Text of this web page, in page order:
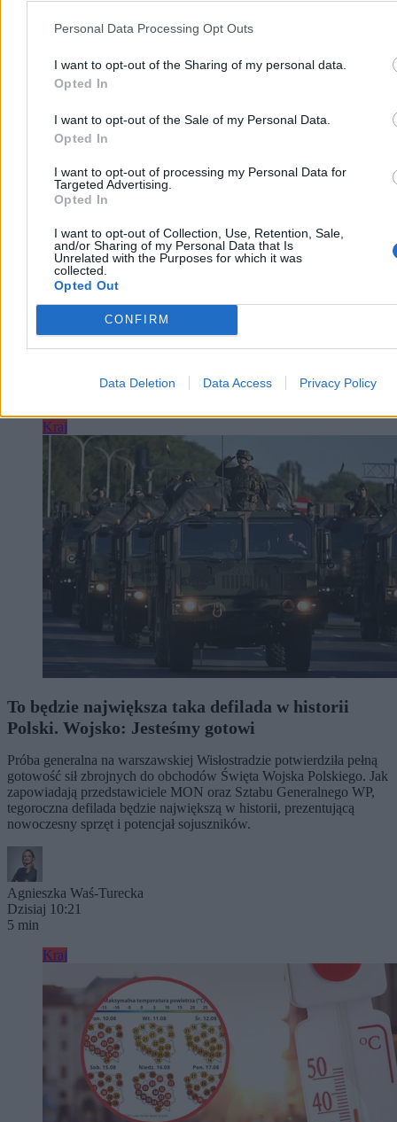
Personal Data Processing Opt Outs
I want to opt-out of the Sharing of my personal data.
Opted In
I want to opt-out of the Sale of my Personal Data.
Opted In
I want to opt-out of processing my Personal Data for
Targeted Advertising.
Opted In
I want to opt-out of Collection, Use, Retention, Sale,
and/or Sharing of my Personal Data that Is
Unrelated with the Purposes for which it was
collected.
Opted Out
CONFIRM
Data Deletion Data Access Privacy Policy
autostrad?
udostępniona kierowcom. Do osiągnięcia ostatecznego celu
podanego w rządowych rozporządzeniach brakuje niecałych 150
kilometrów. Generalna Dyrekcja Dróg Krajowych i Autostrad
planuje domknięcie brakujących odcinków oraz rozbudowę
najbardziej zatłoczonych tras o dodatkowe pasy.
Kraj
To będzie największa taka defilada w historii
Polski. Wojsko: Jesteśmy gotowi
Próba generalna na warszawskiej Wisłostradzie potwierdziła pełną
gotowość sił zbrojnych do obchodów Święta Wojska Polskiego. Jak
zapowiadają przedstawiciele MON oraz Sztabu Generalnego WP,
tegoroczna defilada będzie największą w historii, prezentującą
nowoczesny sprzęt i potencjał sojuszników.
Agnieszka Waś-Turecka
Dzisiaj 10:21
5 min
Kraj